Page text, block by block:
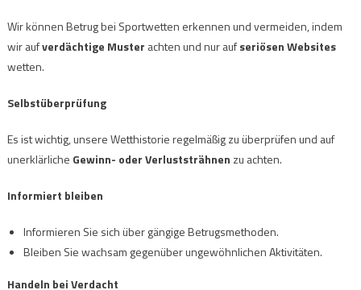
Wir können Betrug bei Sportwetten erkennen und vermeiden, indem
wir aufverdächtige Muster achten und nur aufseriösen Websites
wetten.
Selbstüberprüfung
Es ist wichtig, unsere Wetthistorie regelmäßig zu überprüfen und auf
unerklärliche Gewinn- oder Verluststrähnen zu achten.
Informiert bleiben
Informieren Sie sich über gängige Betrugsmethoden.
Bleiben Sie wachsam gegenüber ungewöhnlichen Aktivitäten.
Handeln bei Verdacht